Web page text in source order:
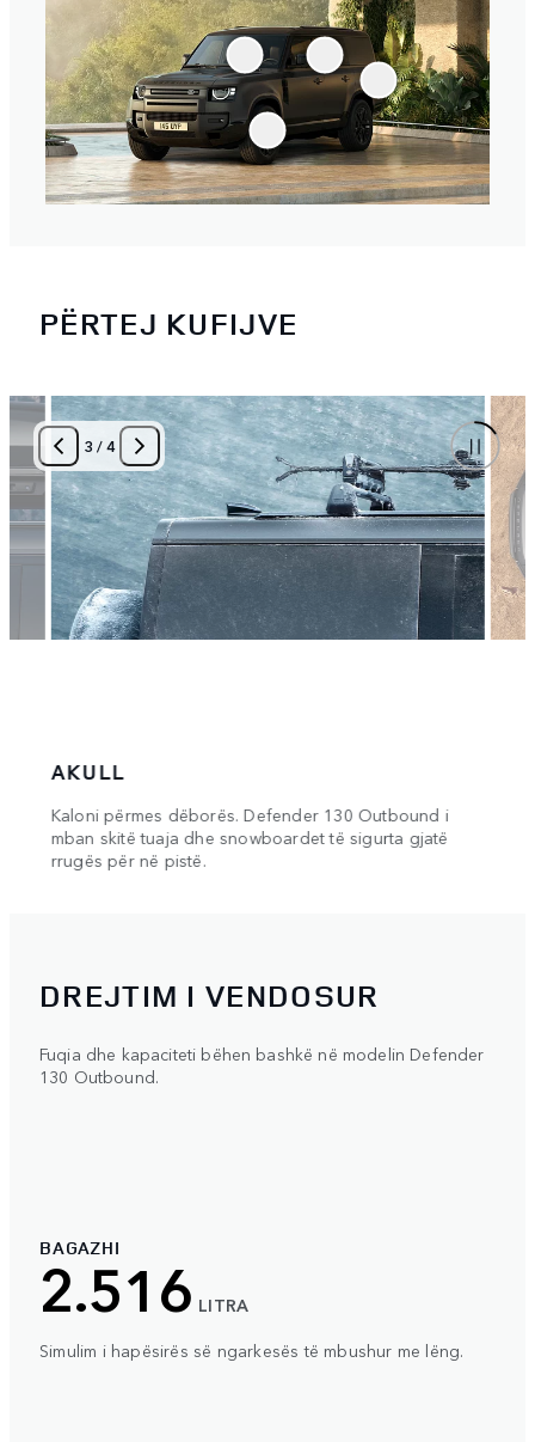
PËRTEJ KUFIJVE
3 /4
AKULL
Kaloni përmes dëborës. Defender 130 Outbound i
mban skitë tuaja dhe snowboardet të sigurta gjatë
rrugës për në pistë.
DREJTIM I VENDOSUR
Fuqia dhe kapaciteti bëhen bashkë në modelin Defender
130 Outbound.
BAGAZHI
2.516 LITRA
Simulim i hapësirës së ngarkesës të mbushur me lëng.